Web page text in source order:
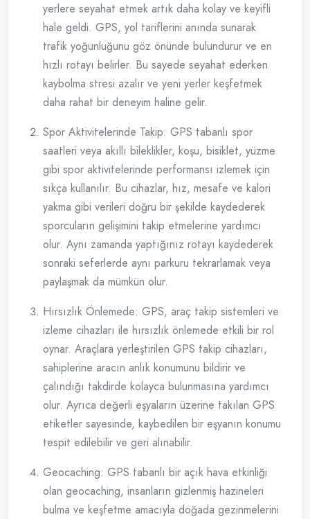
yerlere seyahat etmek artık daha kolay ve keyifli
hale geldi. GPS, yol tariflerini anında sunarak
trafik yoğunluğunu göz önünde bulundurur ve en
hızlı rotayı belirler. Bu sayede seyahat ederken
kaybolma stresi azalır ve yeni yerler keşfetmek
daha rahat bir deneyim haline gelir.
Spor Aktivitelerinde Takip: GPS tabanlı spor
saatleri veya akıllı bileklikler, koşu, bisiklet, yüzme
gibi spor aktivitelerinde performansı izlemek için
sıkça kullanılır. Bu cihazlar, hız, mesafe ve kalori
yakma gibi verileri doğru bir şekilde kaydederek
sporcuların gelişimini takip etmelerine yardımcı
olur. Aynı zamanda yaptığınız rotayı kaydederek
sonraki seferlerde aynı parkuru tekrarlamak veya
paylaşmak da mümkün olur.
Hırsızlık Önlemede: GPS, araç takip sistemleri ve
izleme cihazları ile hırsızlık önlemede etkili bir rol
oynar. Araçlara yerleştirilen GPS takip cihazları,
sahiplerine aracın anlık konumunu bildirir ve
çalındığı takdirde kolayca bulunmasına yardımcı
olur. Ayrıca değerli eşyaların üzerine takılan GPS
etiketler sayesinde, kaybedilen bir eşyanın konumu
tespit edilebilir ve geri alınabilir.
Geocaching: GPS tabanlı bir açık hava etkinliği
olan geocaching, insanların gizlenmiş hazineleri
bulma ve keşfetme amacıyla doğada gezinmelerini